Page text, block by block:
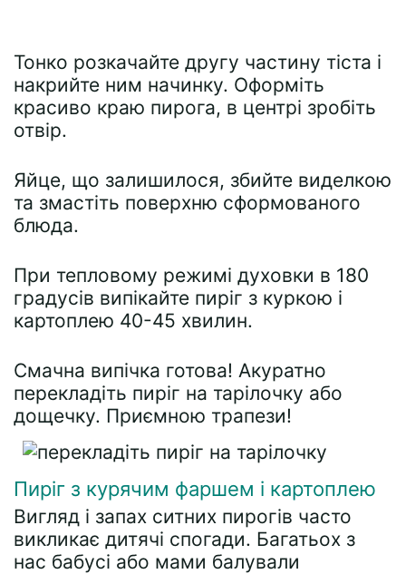
Тонко розкачайте другу частину тіста і
накрийте ним начинку. Оформіть
красиво краю пирога, в центрі зробіть
отвір.
Яйце, що залишилося, збийте виделкою
та змастіть поверхню сформованого
блюда.
При тепловому режимі духовки в 180
градусів випікайте пиріг з куркою і
картоплею 40-45 хвилин.
Смачна випічка готова! Акуратно
перекладіть пиріг на тарілочку або
дощечку. Приємною трапези!
Пиріг з курячим фаршем і картоплею
Вигляд і запах ситних пирогів часто
викликає дитячі спогади. Багатьох з
нас бабусі або мами балували